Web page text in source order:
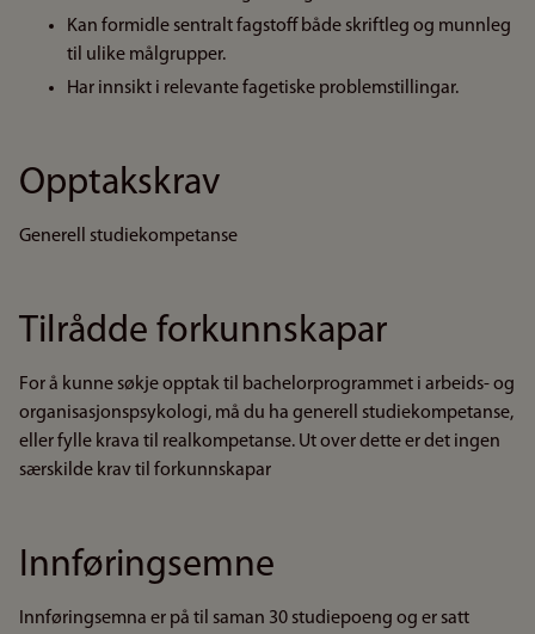
Kan formidle sentralt fagstoff både skriftleg og munnleg
til ulike målgrupper.
Har innsikt i relevante fagetiske problemstillingar.
Opptakskrav
Generell studiekompetanse
Tilrådde forkunnskapar
For å kunne søkje opptak til bachelorprogrammet i arbeids- og
organisasjonspsykologi, må du ha generell studiekompetanse,
eller fylle krava til realkompetanse. Ut over dette er det ingen
særskilde krav til forkunnskapar
Innføringsemne
Innføringsemna er på til saman 30 studiepoeng og er satt